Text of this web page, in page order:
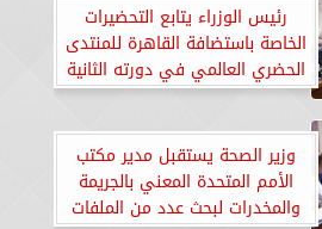
رئيس الوزراء يتابع التحضيرات
الخاصة باستضافة القاهرة للمنتدى
الحضري العالمي في دورته الثانية
عشرة
وزير الصحة يستقبل مدير مكتب
الأمم المتحدة المعني بالجريمة
والمخدرات لبحث عدد من الملفات